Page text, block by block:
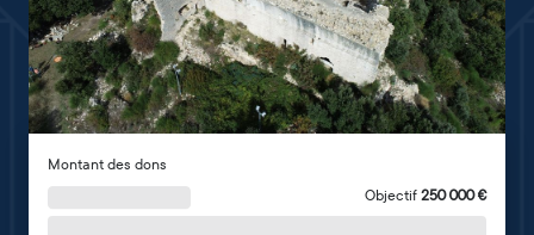
Montant des dons
Objectif 250 000€